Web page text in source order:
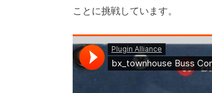
ことに挑戦しています。